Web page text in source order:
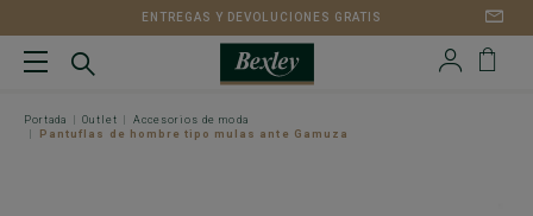
ENTREGAS Y DEVOLUCIONES GRATIS
Portada Outlet
Accesorios de moda
Pantuflas de hombre tipo mulas ante Gamuza